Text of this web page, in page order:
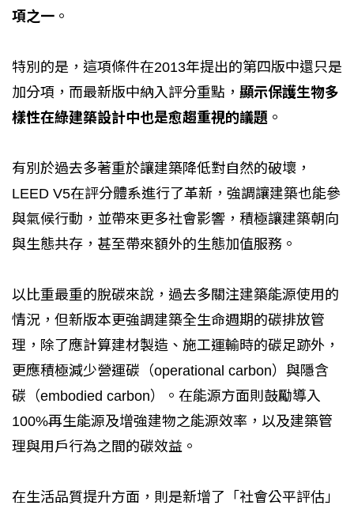
項之一 。
特別的是，這項條件在2013年提出的第四版中還只是
加分項，而最新版中納入評分重點， 顯示保護生物多
樣性在綠建築設計中也是愈趨重視的議題 。
有別於過去多著重於讓建築降低對自然的破壞，
LEED V5在評分體系進行了革新，強調讓建築也能參
與氣候行動，並帶來更多社會影響，積極讓建築朝向
與生態共存，甚至帶來額外的生態加值服務。
以比重最重的脫碳來說，過去多關注建築能源使用的
情況，但新版本更強調建築全生命週期的碳排放管
理，除了應計算建材製造、施工運輸時的碳足跡外，
更應積極減少營運碳（operational carbon）與隱含
碳（embodied carbon）。在能源方面則鼓勵導入
100%再生能源及增強建物之能源效率，以及建築管
理與用戶行為之間的碳效益。
在生活品質提升方面，則是新增了「社會公平評估」